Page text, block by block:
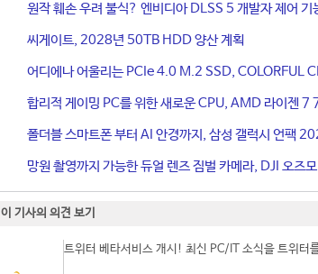
원작 훼손 우려 불식? 엔비디아 DLSS 5 개발자 제어 기
씨게이트, 2028년 50TB HDD 양산 계획
어디에나 어울리는 PCIe 4.0 M.2 SSD, COLORFUL
합리적 게이밍 PC를 위한 새로운 CPU, AMD 라이젠
폴더블 스마트폰 부터 AI 안경까지, 삼성 갤럭시 언팩
망원 촬영까지 가능한 듀얼 렌즈 짐벌 카메라, DJI 오즈
이 기사의 의견 보기
트위터 베타서비스 개시! 최신 PC/IT 소식을 트위터